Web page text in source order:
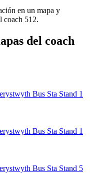
en un mapa y
coach 512.
del coach
Bus Sta Stand 1
Bus Sta Stand 1
Bus Sta Stand 5